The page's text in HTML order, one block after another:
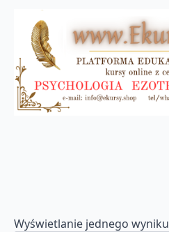
Wyświetlanie jednego wyniku